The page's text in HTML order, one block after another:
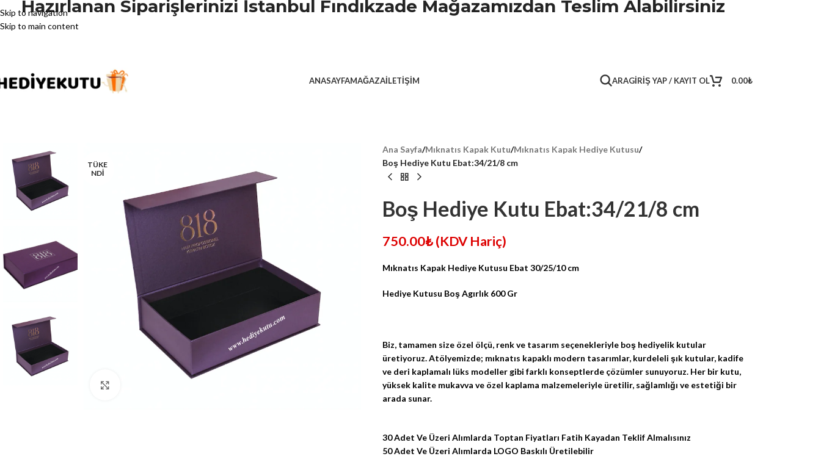
Skip to navigation
Skip to main content
Hazırlanan Siparişlerinizi İstanbul Fındıkzade Mağazamızdan Teslim Alabilirsiniz
ANASAYFAMAĞAZAİLETIŞIM ARAGIRIŞ YAP / KAYIT OL 0.00₺
TÜKE
NDİ
Ana Sayfa/Mıknatıs Kapak Kutu/Mıknatıs Kapak Hediye Kutusu/
Boş Hediye Kutu Ebat:34/21/8 cm
Boş Hediye Kutu Ebat:34/21/8 cm
750.00₺(KDV Hariç)
Mıknatıs Kapak Hediye Kutusu Ebat 30/25/10 cm
Hediye Kutusu Boş Agırlık 600 Gr
Biz, tamamen size özel ölçü, renk ve tasarım seçenekleriyle boş hediyelik kutular
üretiyoruz. Atölyemizde; mıknatıs kapaklı modern tasarımlar, kurdeleli şık kutular, kadife
ve deri kaplamalı lüks modeller gibi farklı konseptlerde çözümler sunuyoruz. Her bir kutu,
yüksek kalite mukavva ve özel kaplama malzemeleriyle üretilir, sağlamlığı ve estetiği bir
arada sunar.
30 Adet Ve Üzeri Alımlarda Toptan Fiyatları Fatih Kayadan Teklif Almalısınız
50 Adet Ve Üzeri Alımlarda LOGO Baskılı Üretilebilir